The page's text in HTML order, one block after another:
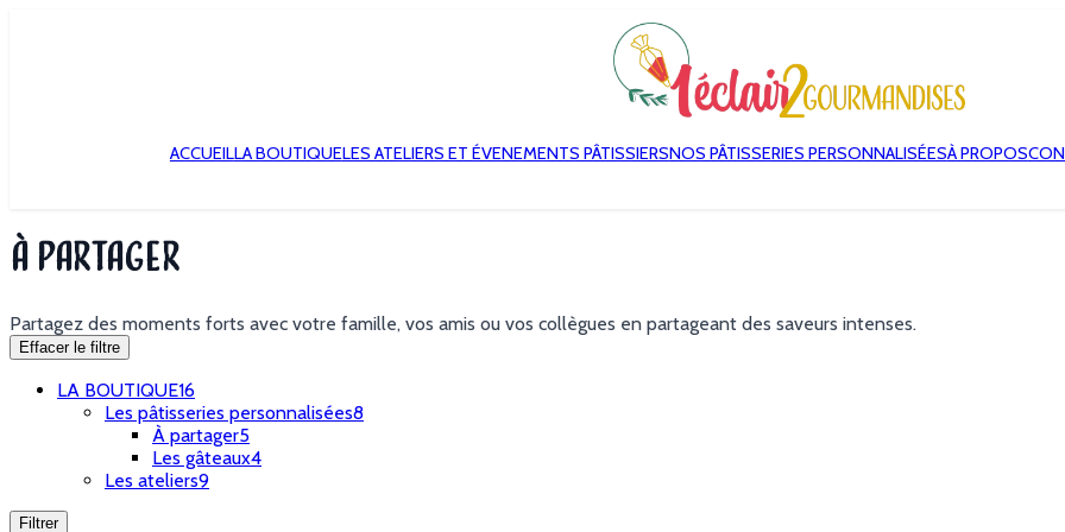
ACCUEILLA BOUTIQUELES ATELIERS ET ÉVENEMENTS PÂTISSIERSNOS PÂTISSERIES PERSONNALISÉESÀ PROPOS
À partager
Partagez des moments forts avec votre famille, vos amis ou vos collègues en partageant des saveurs intenses.
Effacer le filtre
LA BOUTIQUE16
Les pâtisseries personnalisées8
À partager5
Les gâteaux4
Les ateliers9
Filtrer